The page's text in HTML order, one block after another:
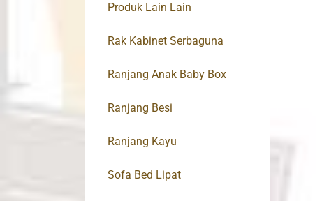
Produk Lain Lain
Rak Kabinet Serbaguna
Ranjang Anak Baby Box
Ranjang Besi
Ranjang Kayu
Sofa Bed Lipat